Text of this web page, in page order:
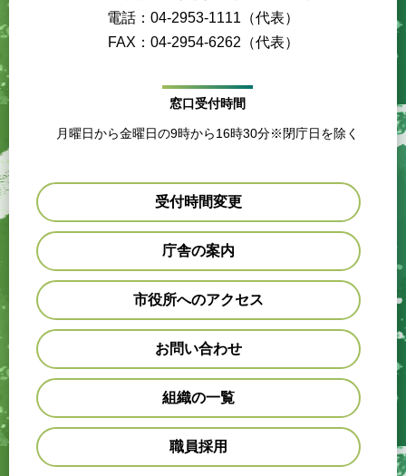
電話：04-2953-1111（代表）
FAX：04-2954-6262（代表）
窓口受付時間
月曜日から金曜日の9時から16時30分※閉庁日を除く
受付時間変更
庁舎の案内
市役所へのアクセス
お問い合わせ
組織の一覧
職員採用